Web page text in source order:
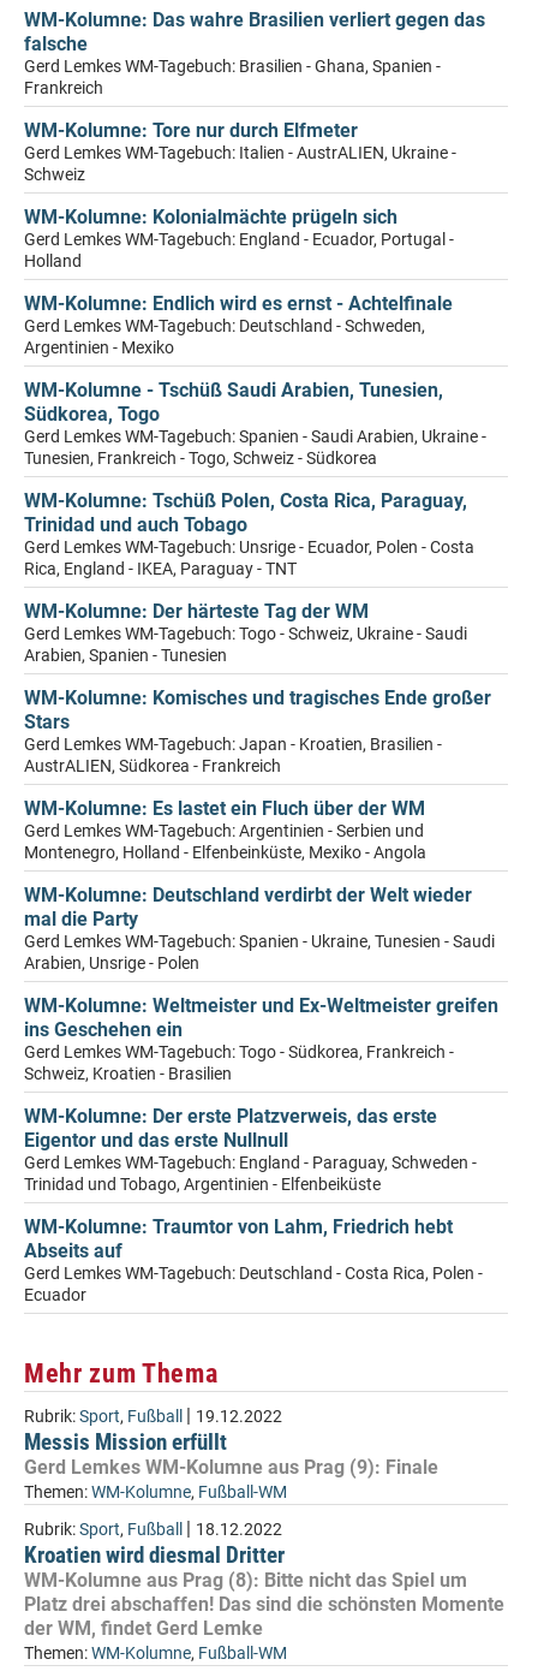
WM-Kolumne: Das wahre Brasilien verliert gegen das
falsche
Gerd Lemkes WM-Tagebuch: Brasilien - Ghana, Spanien -
Frankreich
WM-Kolumne: Tore nur durch Elfmeter
Gerd Lemkes WM-Tagebuch: Italien - AustrALIEN, Ukraine -
Schweiz
WM-Kolumne: Kolonialmächte prügeln sich
Gerd Lemkes WM-Tagebuch: England - Ecuador, Portugal -
Holland
WM-Kolumne: Endlich wird es ernst - Achtelfinale
Gerd Lemkes WM-Tagebuch: Deutschland - Schweden,
Argentinien - Mexiko
WM-Kolumne - Tschüß Saudi Arabien, Tunesien,
Südkorea, Togo
Gerd Lemkes WM-Tagebuch: Spanien - Saudi Arabien, Ukraine -
Tunesien, Frankreich - Togo, Schweiz - Südkorea
WM-Kolumne: Tschüß Polen, Costa Rica, Paraguay,
Trinidad und auch Tobago
Gerd Lemkes WM-Tagebuch: Unsrige - Ecuador, Polen - Costa
Rica, England - IKEA, Paraguay - TNT
WM-Kolumne: Der härteste Tag der WM
Gerd Lemkes WM-Tagebuch: Togo - Schweiz, Ukraine - Saudi
Arabien, Spanien - Tunesien
WM-Kolumne: Komisches und tragisches Ende großer
Stars
Gerd Lemkes WM-Tagebuch: Japan - Kroatien, Brasilien -
AustrALIEN, Südkorea - Frankreich
WM-Kolumne: Es lastet ein Fluch über der WM
Gerd Lemkes WM-Tagebuch: Argentinien - Serbien und
Montenegro, Holland - Elfenbeinküste, Mexiko - Angola
WM-Kolumne: Deutschland verdirbt der Welt wieder
mal die Party
Gerd Lemkes WM-Tagebuch: Spanien - Ukraine, Tunesien - Saudi
Arabien, Unsrige - Polen
WM-Kolumne: Weltmeister und Ex-Weltmeister greifen
ins Geschehen ein
Gerd Lemkes WM-Tagebuch: Togo - Südkorea, Frankreich -
Schweiz, Kroatien - Brasilien
WM-Kolumne: Der erste Platzverweis, das erste
Eigentor und das erste Nullnull
Gerd Lemkes WM-Tagebuch: England - Paraguay, Schweden -
Trinidad und Tobago, Argentinien - Elfenbeiküste
WM-Kolumne: Traumtor von Lahm, Friedrich hebt
Abseits auf
Gerd Lemkes WM-Tagebuch: Deutschland - Costa Rica, Polen -
Ecuador
Mehr zum Thema
Rubrik:Sport, Fußball | 19.12.2022
Messis Mission erfüllt
Gerd Lemkes WM-Kolumne aus Prag (9): Finale
Themen:WM-Kolumne, Fußball-WM
Rubrik:Sport, Fußball | 18.12.2022
Kroatien wird diesmal Dritter
WM-Kolumne aus Prag (8): Bitte nicht das Spiel um
Platz drei abschaffen! Das sind die schönsten Momente
der WM, findet Gerd Lemke
Themen:WM-Kolumne, Fußball-WM